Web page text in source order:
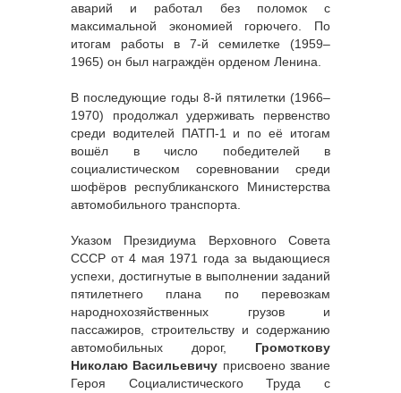
аварий и работал без поломок с
максимальной экономией горючего. По
итогам работы в 7-й семилетке (1959–
1965) он был награждён орденом Ленина.
В последующие годы 8-й пятилетки (1966–
1970) продолжал удерживать первенство
среди водителей ПАТП-1 и по её итогам
вошёл в число победителей в
социалистическом соревновании среди
шофёров республиканского Министерства
автомобильного транспорта.
Указом Президиума Верховного Совета
СССР от 4 мая 1971 года за выдающиеся
успехи, достигнутые в выполнении заданий
пятилетнего плана по перевозкам
народнохозяйственных грузов и
пассажиров, строительству и содержанию
автомобильных дорог, Громоткову
Николаю Васильевичу присвоено звание
Героя Социалистического Труда с